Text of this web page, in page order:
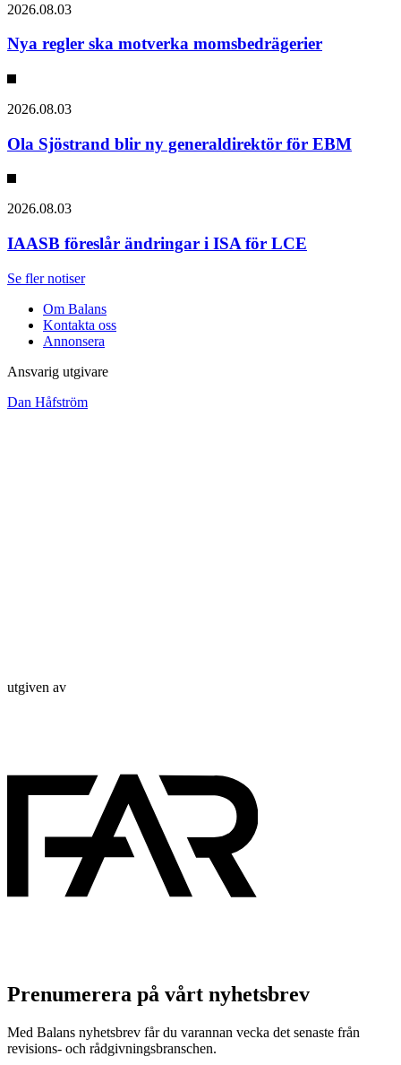
2026.08.03
Nya regler ska motverka momsbedrägerier
2026.08.03
Ola Sjöstrand blir ny generaldirektör för EBM
2026.08.03
IAASB föreslår ändringar i ISA för LCE
Se fler notiser
Om Balans
Kontakta oss
Annonsera
Ansvarig utgivare
Dan Håfström
utgiven av
Prenumerera på vårt nyhetsbrev
Med Balans nyhetsbrev får du varannan vecka det senaste från
revisions- och rådgivningsbranschen.